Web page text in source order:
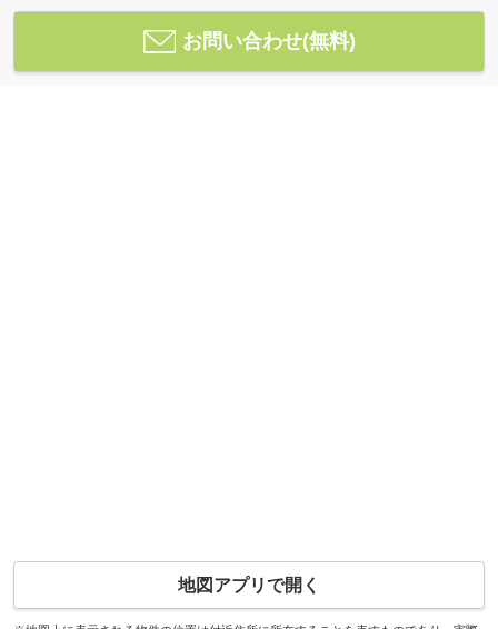
お問い合わせ(無料)
地図アプリで開く